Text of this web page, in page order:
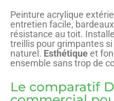
Peinture acrylique
entretien facile,
résistance au toit.
treillis pour grimpantes
naturel. Esthétiqueet
ensemble sans trop de
Le comparatif